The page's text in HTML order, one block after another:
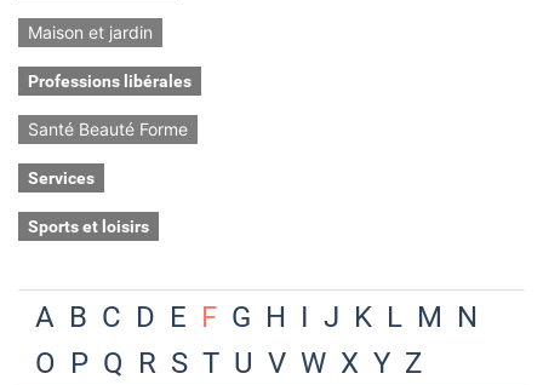
Maison et jardin
Professions libérales
Santé Beauté Forme
Services
Sports et loisirs
A B C D E F G H I J K L M N
O P Q R S T U V W X Y Z